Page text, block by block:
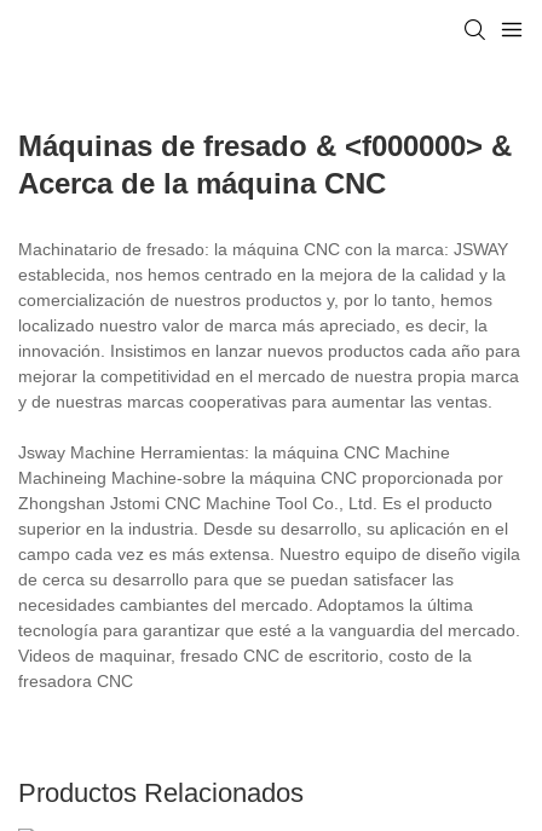
Máquinas de fresado & <f000000> &
Acerca de la máquina CNC
Machinatario de fresado: la máquina CNC con la marca: JSWAY
establecida, nos hemos centrado en la mejora de la calidad y la
comercialización de nuestros productos y, por lo tanto, hemos
localizado nuestro valor de marca más apreciado, es decir, la
innovación. Insistimos en lanzar nuevos productos cada año para
mejorar la competitividad en el mercado de nuestra propia marca
y de nuestras marcas cooperativas para aumentar las ventas.
Jsway Machine Herramientas: la máquina CNC Machine
Machineing Machine-sobre la máquina CNC proporcionada por
Zhongshan Jstomi CNC Machine Tool Co., Ltd. Es el producto
superior en la industria. Desde su desarrollo, su aplicación en el
campo cada vez es más extensa. Nuestro equipo de diseño vigila
de cerca su desarrollo para que se puedan satisfacer las
necesidades cambiantes del mercado. Adoptamos la última
tecnología para garantizar que esté a la vanguardia del mercado.
Videos de maquinar, fresado CNC de escritorio, costo de la
fresadora CNC
Productos Relacionados